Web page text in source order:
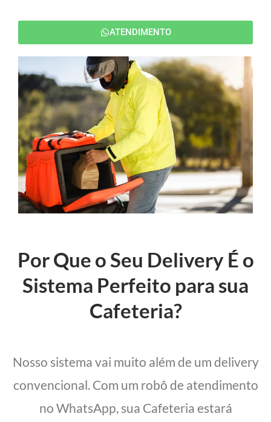
ATENDIMENTO
Por Que o Seu Delivery É o
Sistema Perfeito para sua
Cafeteria?
Nosso sistema vai muito além de um delivery
convencional. Com um robô de atendimento
no WhatsApp, sua Cafeteria estará